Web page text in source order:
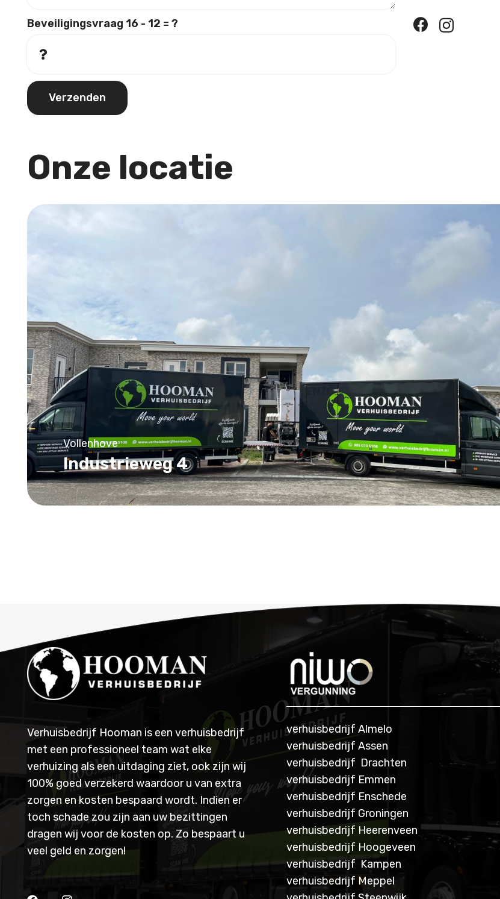
Beveiligingsvraag 16 - 12 = ?
Verzenden
Onze locatie
Vollenhove
Industrieweg 4
Verhuisbedrijf Hooman is een verhuisbedrijf
met een professioneel team wat elke
verhuizing als een uitdaging ziet, ook zijn wij
100% goed verzekerd waardoor u van extra
zorgen en kosten bespaard wordt. Indien er
toch schade zou zijn aan uw bezittingen
dragen wij voor de kosten op. Zo bespaart u
veel geld en zorgen!
verhuisbedrijf Almelo
verhuisbedrijf Assen
verhuisbedrijf Drachten
verhuisbedrijf Emmen
verhuisbedrijf Enschede
verhuisbedrijf Groningen
verhuisbedrijf Heerenveen
verhuisbedrijf Hoogeveen
verhuisbedrijf Kampen
verhuisbedrijf Meppel